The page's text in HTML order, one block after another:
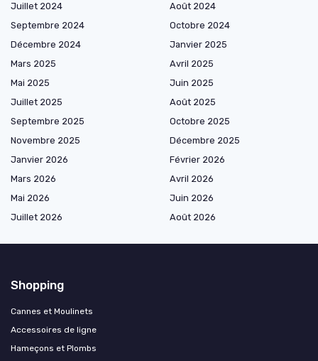
Juillet 2024
Août 2024
Septembre 2024
Octobre 2024
Décembre 2024
Janvier 2025
Mars 2025
Avril 2025
Mai 2025
Juin 2025
Juillet 2025
Août 2025
Septembre 2025
Octobre 2025
Novembre 2025
Décembre 2025
Janvier 2026
Février 2026
Mars 2026
Avril 2026
Mai 2026
Juin 2026
Juillet 2026
Août 2026
Shopping
Cannes et Moulinets
Accessoires de ligne
Hameçons et Plombs